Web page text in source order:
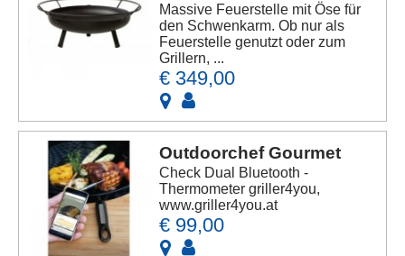
Massive Feuerstelle mit Öse für
den Schwenkarm. Ob nur als
Feuerstelle genutzt oder zum
Grillern, ...
€ 349,00
Outdoorchef Gourmet
Check Dual Bluetooth -
Thermometer griller4you,
www.griller4you.at
€ 99,00